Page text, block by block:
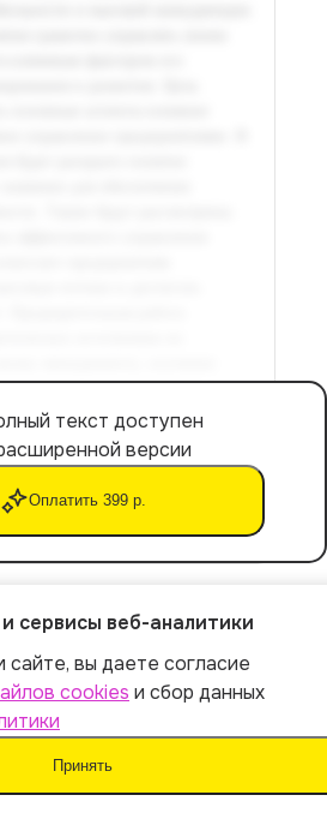
текст доступен
версии
Оплатить 399 р.
в Word
ИИ-детекторами
сервисы веб-аналитики
вы даете согласие
cookies и сбор данных
Принять